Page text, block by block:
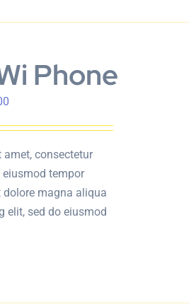
Phone
consectetur
tempor
magna aliqua
elit, sed do eiusmod